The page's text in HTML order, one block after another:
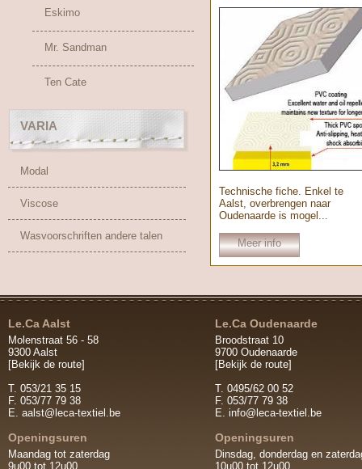
Eskimo
Mr. Sandman
Ten Cate
VARIA
Modal
Viscose
Wasvoorschriften andere talen
Technische fiche. Enkel te
Aalst, overbrengen naar
Oudenaarde is mogel...
Meer info
Le.Ca Aalst
Molenstraat 56 - 58
9300 Aalst
[Bekijk de route]
T. 053/21 35 15
F. 053/77 79 38
E. aalst@leca-textiel.be
Openingsuren
Maandag tot zaterdag
9u00 tot 12u00
Le.Ca Oudenaarde
Broodstraat 10
9700 Oudenaarde
[Bekijk de route]
T. 0495/62 00 52
F. 053/77 79 38
E. info@leca-textiel.be
Openingsuren
Dinsdag, donderdag en
10u00 tot 12u00